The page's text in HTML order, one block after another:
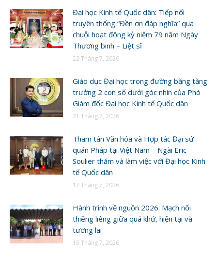
Đại học Kinh tế Quốc dân: Tiếp nối
truyền thống “Đền ơn đáp nghĩa” qua
chuỗi hoạt động kỷ niệm 79 năm Ngày
Thương binh – Liệt sĩ
22 Tháng 7, 2026
Giáo dục Đại học trong đường băng tăng
trưởng 2 con số dưới góc nhìn của Phó
Giám đốc Đại học Kinh tế Quốc dân
21 Tháng 7, 2026
Tham tán Văn hóa và Hợp tác Đại sứ
quán Pháp tại Việt Nam – Ngài Eric
Soulier thăm và làm việc với Đại học Kinh
tế Quốc dân
17 Tháng 7, 2026
Hành trình về nguồn 2026: Mạch nối
thiêng liêng giữa quá khứ, hiện tại và
tương lai
15 Tháng 7, 2026